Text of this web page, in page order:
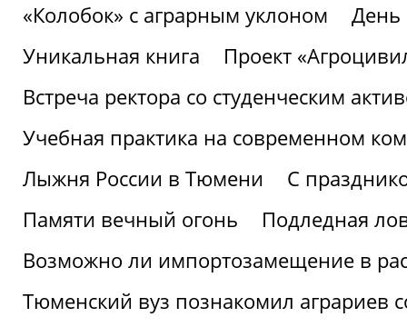
«Колобок» с аграрным уклоном
День
Уникальная книга
Проект
Встреча ректора со студенческим
Учебная практика на современном
Лыжня России в Тюмени
С
Памяти вечный огонь
Подледная
Возможно ли импортозамещение в
Тюменский вуз познакомил аграриев